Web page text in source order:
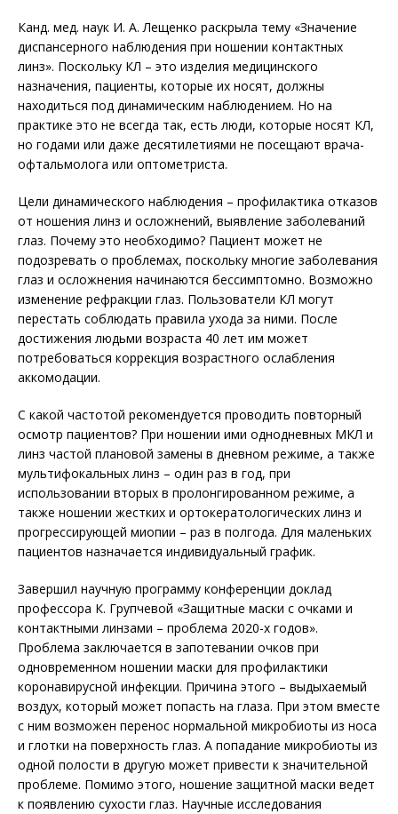
Канд. мед. наук И. А. Лещенко раскрыла тему «Значение
диспансерного наблюдения при ношении контактных
линз». Поскольку КЛ – это изделия медицинского
назначения, пациенты, которые их носят, должны
находиться под динамическим наблюдением. Но на
практике это не всегда так, есть люди, которые носят КЛ,
но годами или даже десятилетиями не посещают врача-
офтальмолога или оптометриста.
Цели динамического наблюдения – профилактика отказов
от ношения линз и осложнений, выявление заболеваний
глаз. Почему это необходимо? Пациент может не
подозревать о проблемах, поскольку многие заболевания
глаз и осложнения начинаются бессимптомно. Возможно
изменение рефракции глаз. Пользователи КЛ могут
перестать соблюдать правила ухода за ними. После
достижения людьми возраста 40 лет им может
потребоваться коррекция возрастного ослабления
аккомодации.
С какой частотой рекомендуется проводить повторный
осмотр пациентов? При ношении ими однодневных МКЛ и
линз частой плановой замены в дневном режиме, а также
мультифокальных линз – один раз в год, при
использовании вторых в пролонгированном режиме, а
также ношении жестких и ортокератологических линз и
прогрессирующей миопии – раз в полгода. Для маленьких
пациентов назначается индивидуальный график.
Завершил научную программу конференции доклад
профессора К. Групчевой «Защитные маски с очками и
контактными линзами – проблема 2020-х годов».
Проблема заключается в запотевании очков при
одновременном ношении маски для профилактики
коронавирусной инфекции. Причина этого – выдыхаемый
воздух, который может попасть на глаза. При этом вместе
с ним возможен перенос нормальной микробиоты из носа
и глотки на поверхность глаз. А попадание микробиоты из
одной полости в другую может привести к значительной
проблеме. Помимо этого, ношение защитной маски ведет
к появлению сухости глаз. Научные исследования